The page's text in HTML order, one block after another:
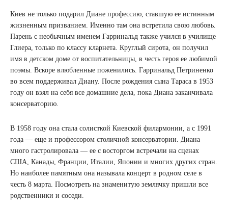
Киев не только подарил Диане профессию, ставшую ее истинным
жизненным призванием. Именно там она встретила свою любовь.
Парень с необычным именем Гарринальд также учился в училище
Глиера, только по классу кларнета. Круглый сирота, он получил
имя в детском доме от воспитательницы, в честь героя ее любимой
поэмы. Вскоре влюбленные поженились. Гарринальд Петриненко
во всем поддерживал Диану. После рождения сына Тараса в 1953
году он взял на себя все домашние дела, пока Диана заканчивала
консерваторию.
В 1958 году она стала солисткой Киевской филармонии, а с 1991
года — еще и профессором столичной консерватории. Диана
много гастролировала — ее с восторгом встречали на сценах
США, Канады, Франции, Италии, Японии и многих других стран.
Но наиболее памятным она называла концерт в родном селе в
честь 8 марта. Посмотреть на знаменитую землячку пришли все
родственники и соседи.